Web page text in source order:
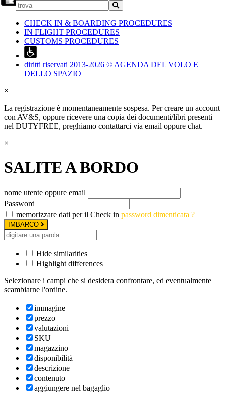
CHECK IN & BOARDING PROCEDURES
IN FLIGHT PROCEDURES
CUSTOMS PROCEDURES
diritti riservati 2013-2026 © AGENDA DEL VOLO E
DELLO SPAZIO
×
La registrazione è momentaneamente sospesa. Per creare un account
con AV&S, oppure ricevere una copia dei documenti/libri presenti
nel DUTYFREE, preghiamo contattarci via email oppure chat.
×
SALITE A BORDO
nome utente oppure email
Password
memorizzare dati per il Check in password dimenticata ?
IMBARCO
Hide similarities
Highlight differences
Selezionare i campi che si desidera confrontare, ed eventualmente
scambiarne l'ordine.
immagine
prezzo
valutazioni
SKU
magazzino
disponibilità
descrizione
contenuto
aggiungere nel bagaglio